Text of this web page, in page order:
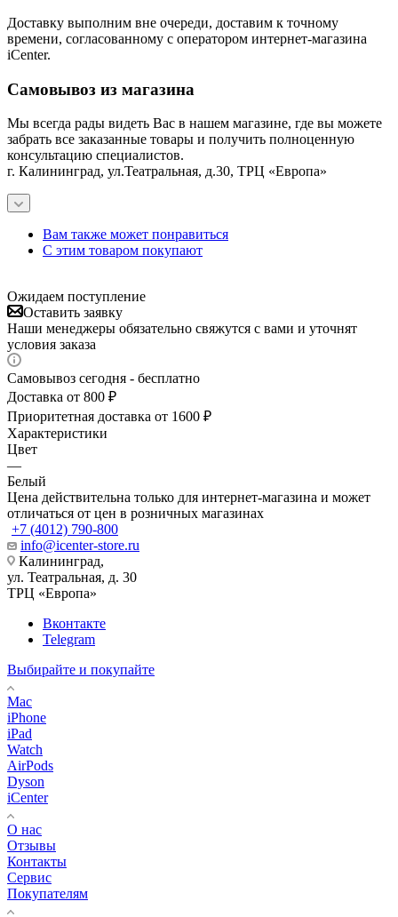
Доставку выполним вне очереди, доставим к точному
времени, согласованному с оператором интернет-магазина
iCenter.
Самовывоз из магазина
Мы всегда рады видеть Вас в нашем магазине, где вы можете
забрать все заказанные товары и получить полноценную
консультацию специалистов.
г. Калининград, ул.Театральная, д.30, ТРЦ «Европа»
Вам также может понравиться
С этим товаром покупают
Ожидаем поступление
Оставить заявку
Наши менеджеры обязательно свяжутся с вами и уточнят
условия заказа
Самовывоз сегодня - бесплатно
Доставка от 800 ₽
Приоритетная доставка от 1600 ₽
Характеристики
Цвет
—
Белый
Цена действительна только для интернет-магазина и может
отличаться от цен в розничных магазинах
+7 (4012) 790-800
info@icenter-store.ru
Калининград,
ул. Театральная, д. 30
ТРЦ «Европа»
Вконтакте
Telegram
Выбирайте и покупайте
Mac
iPhone
iPad
Watch
AirPods
Dyson
iCenter
О нас
Отзывы
Контакты
Сервис
Покупателям